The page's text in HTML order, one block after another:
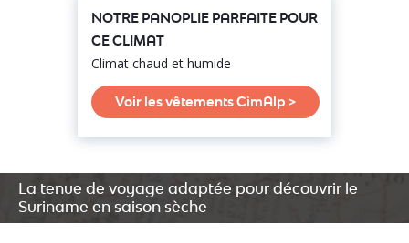
NOTRE PANOPLIE PARFAITE POUR
CE CLIMAT
Climat chaud et humide
Voir les vêtements CimAlp >
La tenue de voyage adaptée pour découvrir le
Suriname en saison sèche